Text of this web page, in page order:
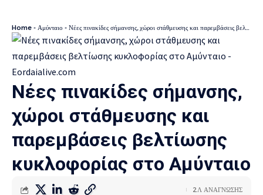
Home - Αμύνταιο - Νέες πινακίδες σήμανσης, χώροι στάθμευσης και παρεμβάσεις βελτίωσης κυκλοφορίας στο Αμύνταιο
Νέες πινακίδες σήμανσης,
χώροι στάθμευσης και
παρεμβάσεις βελτίωσης
κυκλοφορίας στο Αμύνταιο
2Λ ΑΝΑΓΝΩΣΗΣ